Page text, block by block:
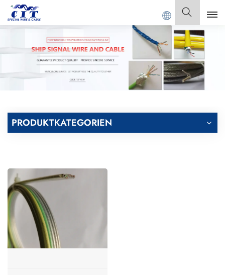
CIT SPECIAL CABLE Co., Ltd. Deutsch
English
Français
Italiano
PRODUKTKATEGORIEN